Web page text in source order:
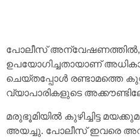
പോലീസ് അന്വേഷണത്തിൽ,
ഉപയോഗിച്ചതായാണ്
ചെയ്തപ്പോൾ രണ്ടാമത്തെ
വ്യാപാരികളുടെ
മരുഭൂമിയിൽ കുഴിച്ചിട്ട
അയച്ചു. പോലീസ് ഇവരെ